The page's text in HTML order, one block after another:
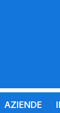
AZIENDE